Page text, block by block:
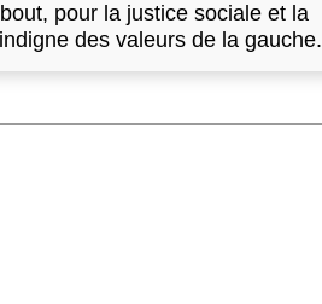
pour la justice sociale et la
des valeurs de la gauche.